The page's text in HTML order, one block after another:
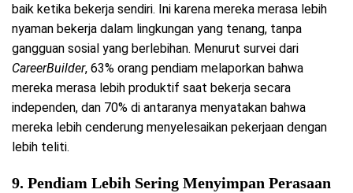
baik ketika bekerja sendiri. Ini karena mereka merasa lebih
nyaman bekerja dalam lingkungan yang tenang, tanpa
gangguan sosial yang berlebihan. Menurut survei dari
CareerBuilder, 63% orang pendiam melaporkan bahwa
mereka merasa lebih produktif saat bekerja secara
independen, dan 70% di antaranya menyatakan bahwa
mereka lebih cenderung menyelesaikan pekerjaan dengan
lebih teliti.
9. Pendiam Lebih Sering Menyimpan Perasaan